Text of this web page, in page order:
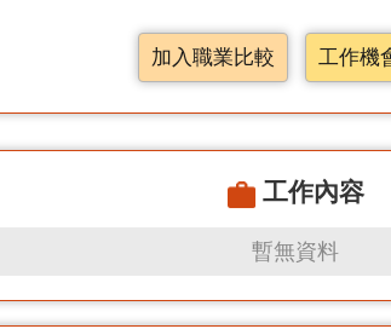
加入職業比較 工作機
工作內容
暫無資料